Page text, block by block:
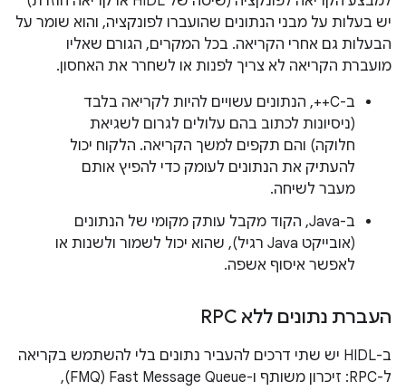
יש בעלות על מבני הנתונים שהועברו לפונקציה, והוא שומר על
הבעלות גם אחרי הקריאה. בכל המקרים, הגורם שאליו
מועברת הקריאה לא צריך לפנות או לשחרר את האחסון.
ב-C++‏, הנתונים עשויים להיות לקריאה בלבד
(ניסיונות לכתוב בהם עלולים לגרום לשגיאת
חלוקה) והם תקפים למשך הקריאה. הלקוח יכול
להעתיק את הנתונים לעומק כדי להפיץ אותם
מעבר לשיחה.
ב-Java, הקוד מקבל עותק מקומי של הנתונים
(אובייקט Java רגיל), שהוא יכול לשמור ולשנות או
לאפשר איסוף אשפה.
העברת נתונים ללא RPC
ב-HIDL יש שתי דרכים להעביר נתונים בלי להשתמש בקריאה
ל-RPC: זיכרון משותף ו-Fast Message Queue‏ (FMQ),